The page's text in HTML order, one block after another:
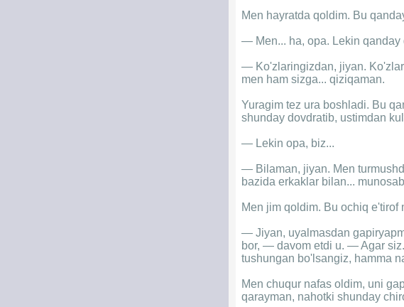
Men hayratda qoldim. Bu
— Men... ha, opa. Lekin qanday
— Ko'zlaringizdan, jiyan.
men ham sizga... qiziqaman.
Yuragim tez ura boshladi. Bu
shunday dovdratib, ustimdan
— Lekin opa, biz...
— Bilaman, jiyan. Men
bazida erkaklar bilan...
Men jim qoldim. Bu ochiq e'tirof
— Jiyan, uyalmasdan
bor, — davom etdi u. — Agar
tushungan bo'lsangiz, hamma
Men chuqur nafas oldim, uni
qarayman, nahotki shunday